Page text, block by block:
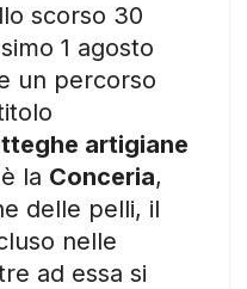
scorso 30
1 agosto
un percorso
artigiane
la Conceria,
delle pelli, il
nelle
ad essa si